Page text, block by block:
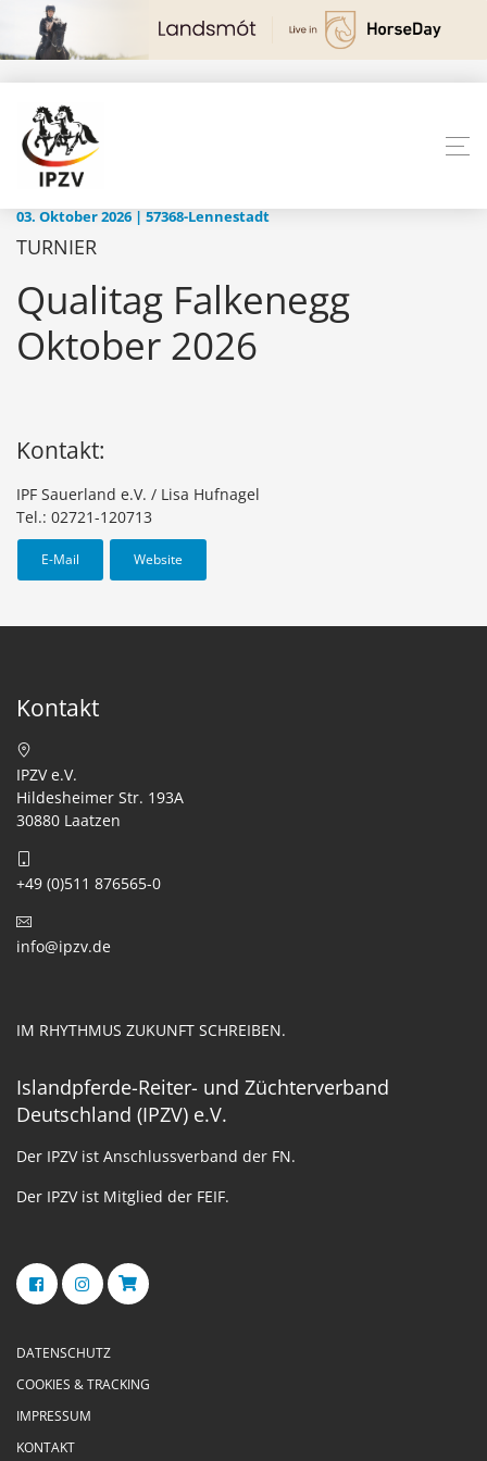
03. Oktober 2026 | 57368-Lennestadt
TURNIER
Qualitag Falkenegg
Oktober 2026
Kontakt:
IPF Sauerland e.V. / Lisa Hufnagel
Tel.: 02721-120713
E-Mail Website
Kontakt
IPZV e.V.
Hildesheimer Str. 193A
30880 Laatzen
+49 (0)511 876565-0
info@ipzv.de
IM RHYTHMUS ZUKUNFT SCHREIBEN.
Islandpferde-Reiter- und Züchterverband
Deutschland (IPZV) e.V.
Der IPZV ist Anschlussverband der FN.
Der IPZV ist Mitglied der FEIF.
DATENSCHUTZ
COOKIES & TRACKING
IMPRESSUM
KONTAKT